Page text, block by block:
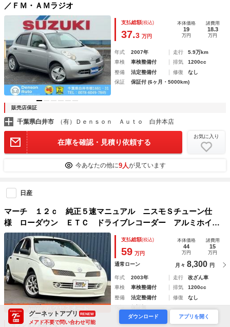
／ＦＭ・ＡＭラジオ
支払総額(税込)
37.3 万円
本体価格
19
万円
諸費用
18.3
万円
年式 2007年 走行
5.9万km
車検
車検整備付 排気
1200cc
整備
法定整備付 修復
なし
保証
保証付 (6ヶ月・5000km)
販売店保証
千葉県白井市 （有）Ｄｅｎｓｏｎ Ａｕｔｏ 白井本店
在庫を確認・見積り依頼する
お気に入り
今あなたの他に9人が見ています
日産
マーチ １２ｃ 純正５速マニュアル ニスモＳチューン仕
様 ローダウン ＥＴＣ ドライブレコーダー アルミホイー
ル キーレス
支払総額(税込)
59 万円
本体価格
44
万円
諸費用
15
万円
通常ローン 月々 8,300 円
年式 2003年 走行
改ざん車
車検
車検整備付 排気
1200cc
整備
法定整備付 修復
なし
保証無
オプション見積り可
グーネットアプリ RENEW
メアド不要で問い合わせ可能
ダウンロード アプリを開く